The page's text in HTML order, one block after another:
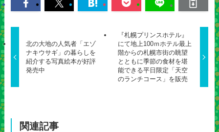
北の大地の人気者「エゾ
ナキウサギ」の暮らしを
紹介する写真絵本が好評
発売中
『札幌プリンスホテル』
にて地上100ｍホテル最上
階からの札幌市街の眺望
とともに季節の食材を堪
能できる平日限定「天空
のランチコース」を販売
関連記事